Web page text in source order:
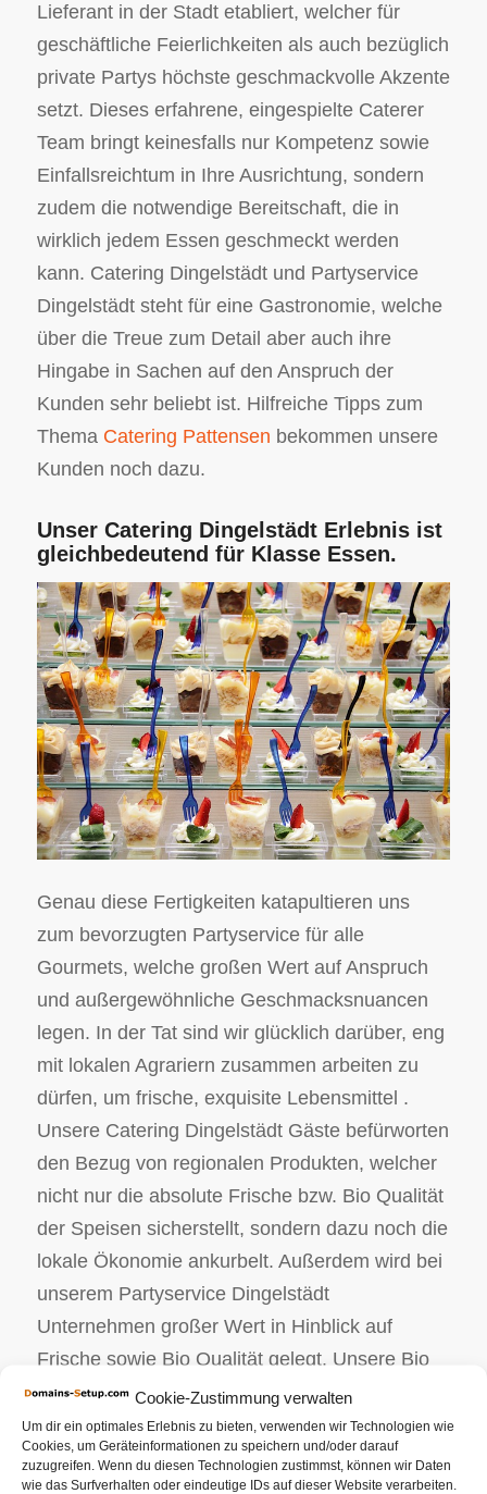
Cookie-Zustimmung verwalten
Um dir ein optimales Erlebnis zu bieten, verwenden wir Technologien wie
Cookies, um Geräteinformationen zu speichern und/oder darauf
zuzugreifen. Wenn du diesen Technologien zustimmst, können wir Daten
wie das Surfverhalten oder eindeutige IDs auf dieser Website verarbeiten.
Lieferant in der Stadt etabliert, welcher für
geschäftliche Feierlichkeiten als auch bezüglich
private Partys höchste geschmackvolle Akzente
setzt. Dieses erfahrene, eingespielte Caterer
Team bringt keinesfalls nur Kompetenz sowie
Einfallsreichtum in Ihre Ausrichtung, sondern
zudem die notwendige Bereitschaft, die in
wirklich jedem Essen geschmeckt werden
kann. Catering Dingelstädt und Partyservice
Dingelstädt steht für eine Gastronomie, welche
über die Treue zum Detail aber auch ihre
Hingabe in Sachen auf den Anspruch der
Kunden sehr beliebt ist. Hilfreiche Tipps zum
Thema Catering Pattensen bekommen unsere
Kunden noch dazu.
Unser Catering Dingelstädt Erlebnis ist
gleichbedeutend für Klasse Essen.
Genau diese Fertigkeiten katapultieren uns
zum bevorzugten Partyservice für alle
Gourmets, welche großen Wert auf Anspruch
und außergewöhnliche Geschmacksnuancen
legen. In der Tat sind wir glücklich darüber, eng
mit lokalen Agrariern zusammen arbeiten zu
dürfen, um frische, exquisite Lebensmittel .
Unsere Catering Dingelstädt Gäste befürworten
den Bezug von regionalen Produkten, welcher
nicht nur die absolute Frische bzw. Bio Qualität
der Speisen sicherstellt, sondern dazu noch die
lokale Ökonomie ankurbelt. Außerdem wird bei
unserem Partyservice Dingelstädt
Unternehmen großer Wert in Hinblick auf
Frische sowie Bio Qualität gelegt. Unsere Bio
Produkte sind genauestens geprüft und
stammen von soliden Lieferanten. Wir als Ihr
Caterer organisieren Ihr individuelles Ereignis.
Unabhängig davon, ob es sich diesbezüglich